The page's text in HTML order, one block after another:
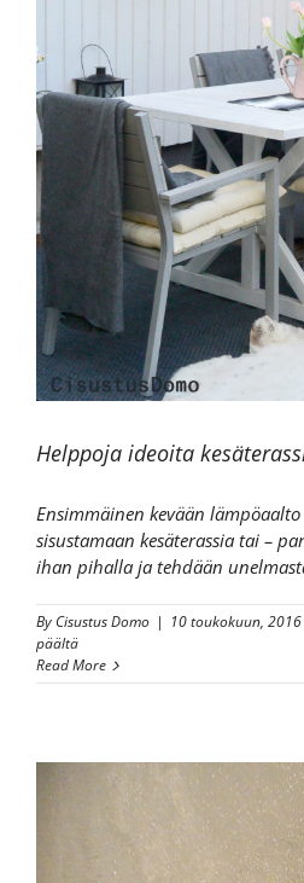
Helppoja ideoita
Ensimmäinen kevään
sisustamaan kesäterassia tai –
ihan pihalla ja tehdään
By Cisustus Domo | 10 toukokuun, 2016
päältäartikkelissa
Helppoja
ideoita
Read More